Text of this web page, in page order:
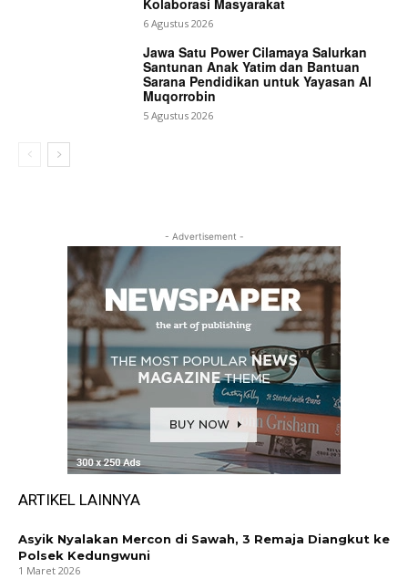
6 Agustus 2026
Jawa Satu Power Cilamaya Salurkan
Santunan Anak Yatim dan Bantuan
Sarana Pendidikan untuk Yayasan Al
Muqorrobin
5 Agustus 2026
- Advertisement -
ARTIKEL LAINNYA
Asyik Nyalakan Mercon di Sawah, 3 Remaja Diangkut ke
Polsek Kedungwuni
1 Maret 2026